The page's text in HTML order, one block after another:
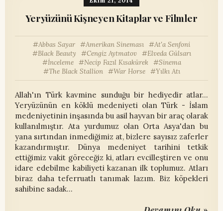
Yeryüzünü Kişneyen Kitaplar ve Filmler
Abbas Sayar Amerikan Sineması
At'a Senfoni
Black Beauty
Cengiz Aytmatov
Elveda Gülsarı
İnceleme
Necip Fazıl Kısakürek
Sinema
The Black Stallion
War Horse Yılkı Atı
Allah'ın Türk kavmine sunduğu bir hediyedir atlar...
Yeryüzünün en köklü medeniyeti olan Türk - İslam
medeniyetinin inşasında bu asil hayvan bir araç olarak
kullanılmıştır. Ata yurdumuz olan Orta Asya'dan bu
yana sırtından inmediğimiz at, bizlere sayısız zaferler
kazandırmıştır. Dünya medeniyet tarihini tetkik
ettiğimiz vakit göreceğiz ki, atları evcilleştiren ve onu
idare edebilme kabiliyeti kazanan ilk toplumuz. Atları
biraz daha teferruatlı tanımak lazım. Biz köpekleri
sahibine sadak…